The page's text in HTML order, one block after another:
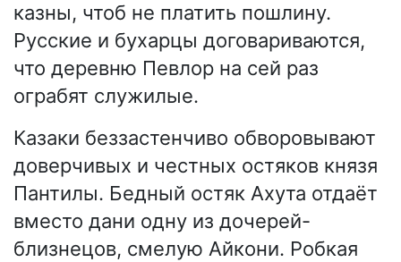
казны, чтоб не платить пошлину.
Русские и бухарцы договариваются,
что деревню Певлор на сей раз
ограбят служилые.
Казаки беззастенчиво обворовывают
доверчивых и честных остяков князя
Пантилы. Бедный остяк Ахута отдаёт
вместо дани одну из дочерей-
близнецов, смелую Айкони. Робкая